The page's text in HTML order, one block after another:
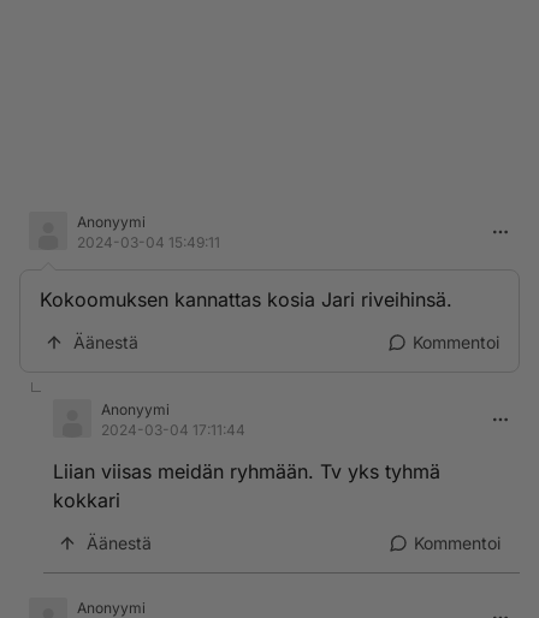
Anonyymi
2024-03-04 15:49:11
Kokoomuksen kannattas kosia Jari riveihinsä.
Äänestä Kommentoi
Anonyymi
2024-03-04 17:11:44
Liian viisas meidän ryhmään. Tv yks tyhmä
kokkari
Äänestä Kommentoi
Anonyymi